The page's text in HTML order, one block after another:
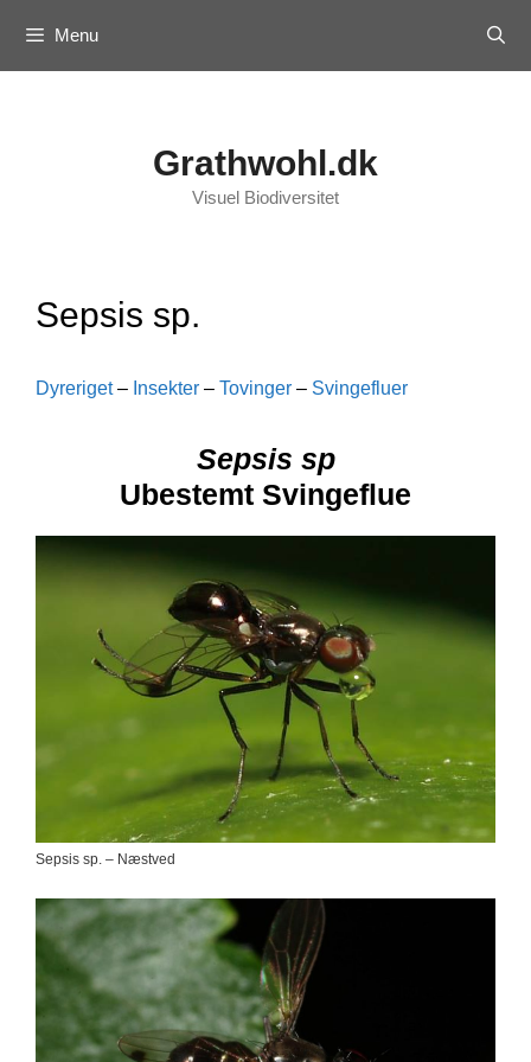
content
Menu
Grathwohl.dk
Visuel Biodiversitet
Sepsis sp.
Dyreriget– Insekter – Tovinger – Svingefluer
Sepsis sp
Ubestemt Svingeflue
Sepsis sp. – Næstved